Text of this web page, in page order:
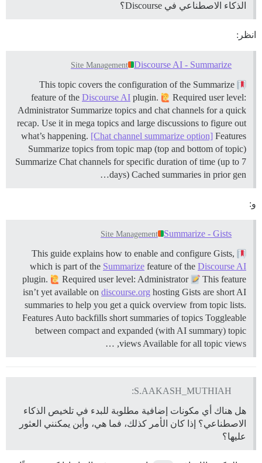
الذكاء الاصطناعي في Discourse؟
انظر:
Discourse AI - Summarize
Site Management
This topic covers the configuration of the Summarize
feature of the Discourse AI plugin.
Required user level:
Administrator Summarize topics and chat channels for a quick
recap. Use it in mega topics and large discussions to figure out
what’s happening. [Chat channel summarize option] Features
Summarize topics from topic map (top and bottom of topic)
Summarize Chat channels for specific duration of time (up to 7
days) Cached summaries in prior gen…
و:
Summarize - Gists
Site Management
This guide explains how to enable and configure Gists,
which is part of the Summarize feature of the Discourse AI
plugin.
Required user level: Administrator
This feature
isn’t yet available on discourse.org hosting Gists are short AI
summaries to help you get a quick overview from topic lists.
Features Auto backfills short summaries of topics Toggleable
between compact and expanded (with AI summary) topic
views Available for all topic views, …
S.AAKASH_MUTHIAH:
هل هناك أي مكونات إضافية مطلوبة للبدء في تلخيص الذكاء
الاصطناعي؟ إذا كان الأمر كذلك، فما هي، وأين يمكنني العثور
عليها؟